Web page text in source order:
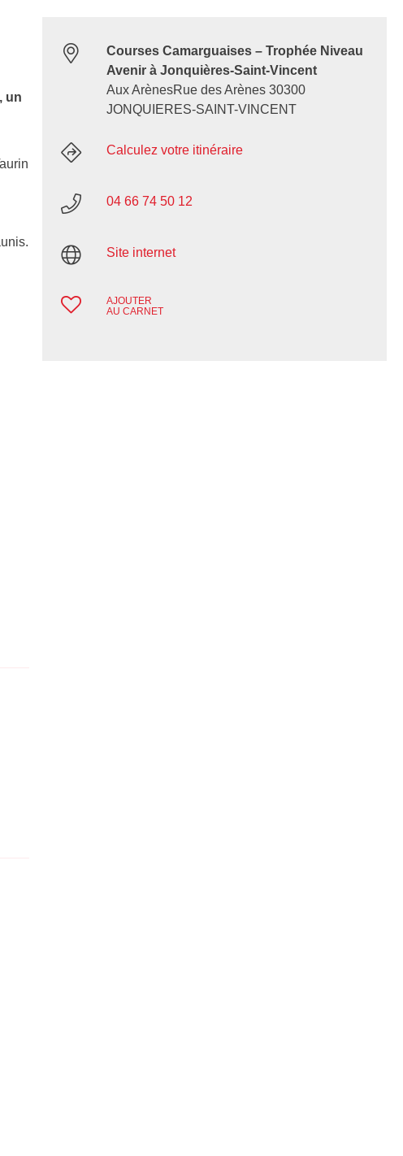
un
Courses Camarguaises – Trophée Niveau
Avenir à Jonquières-Saint-Vincent
Aux ArènesRue des Arènes 30300
JONQUIERES-SAINT-VINCENT
Calculez votre itinéraire
04 66 74 50 12
Site internet
AJOUTER
AU CARNET